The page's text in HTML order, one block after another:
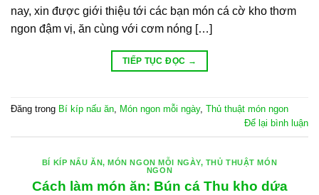
nay, xin được giới thiệu tới các bạn món cá cờ kho thơm
ngon đậm vị, ăn cùng với cơm nóng […]
TIẾP TỤC ĐỌC →
Đăng trong Bí kíp nấu ăn Món ngon mỗi ngày, Thủ thuật món ngon
Để lại bình luận
BÍ KÍP NẤU ĂN,MÓN NGON MỖI NGÀY, THỦ THUẬT MÓN
NGON
Cách làm món ăn: Bún cá Thu kho dứa